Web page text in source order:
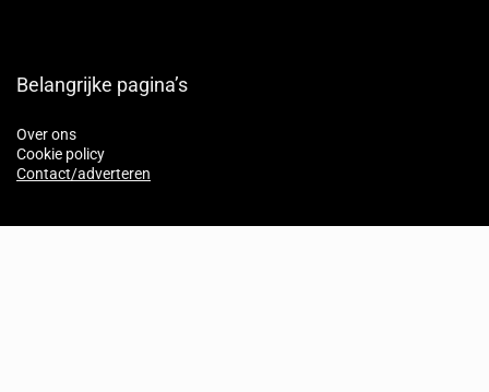
Belangrijke pagina’s
Over ons
Cookie policy
Contact/adverteren